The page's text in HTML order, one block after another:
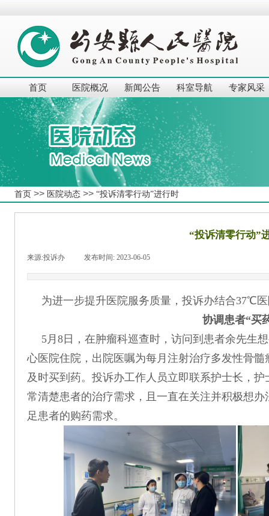
首页 医院概况 新闻公告 科室导航 专家风采
首页 >> 医院动态 >> “投诉清零行动”进行时
“投诉清零行动”
来源:投诉办 发布时间: 2023-06-05
为进一步提升医院服务质量，投诉办结合37℃
协调患者“买
5月8日，在肿瘤科巡查时，访问到患者余先生
心医院住院，出院医嘱为每月注射治疗多发性骨
及时买到药。投诉办工作人员立即联系护士长，
常清楚患者的治疗需求，且一直在关注并积极想
足患者的购药需求。